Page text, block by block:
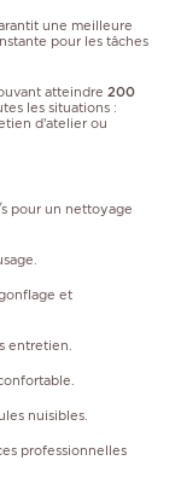
une meilleure
pour les tâches
atteindre 200
les situations :
d’atelier ou
s pour un nettoyage
et
entretien.
nuisibles.
professionnelles